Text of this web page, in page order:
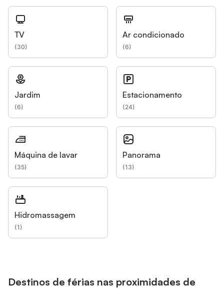
TV
(30)
Ar condicionado
(6)
Jardim
(6)
Estacionamento
(24)
Máquina de lavar
(35)
Panorama
(13)
Hidromassagem
(1)
Destinos de férias nas proximidades de